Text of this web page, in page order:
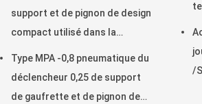
support et de pignon de design
compact utilisé dans la
Type MPA -0,8 pneumatique du
déclencheur 0,25 de support
de gaufrette et de pignon de
/